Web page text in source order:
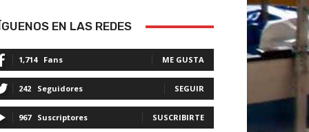
EN LAS REDES
1,714 Fans ME GUSTA
242 Seguidores SEGUIR
967 Suscriptores SUSCRIBIRTE